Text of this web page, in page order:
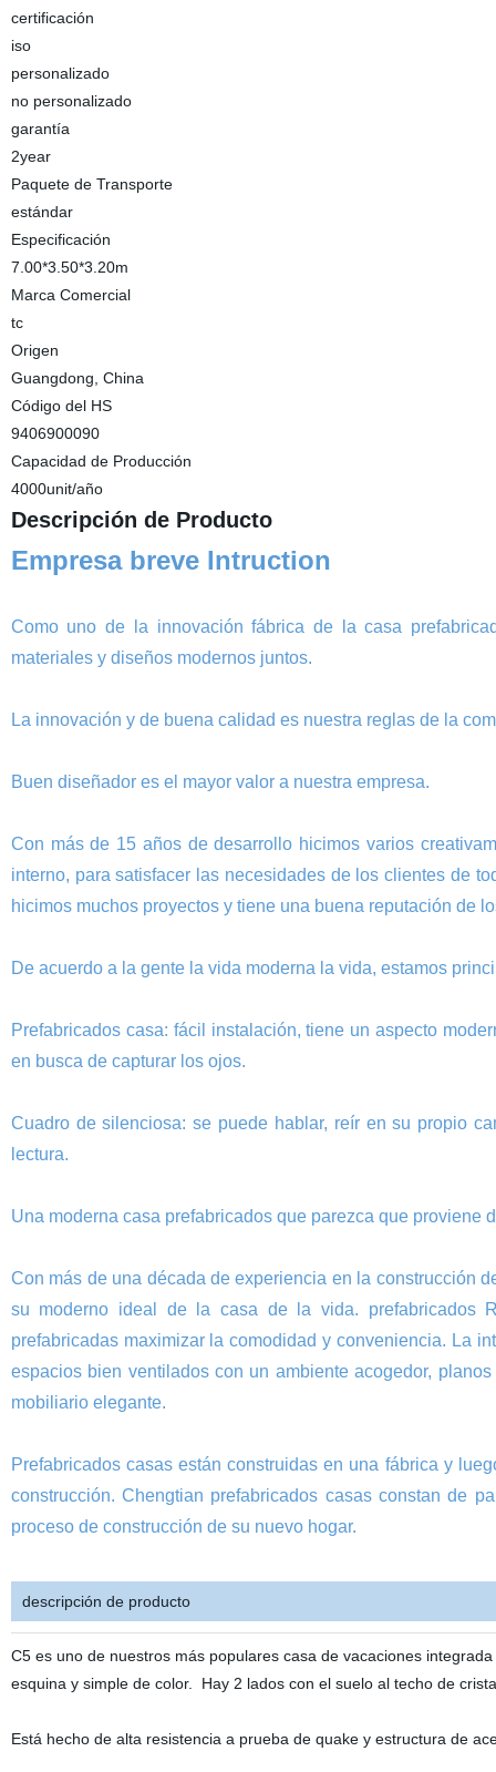
certificación
iso
personalizado
no personalizado
garantía
2year
Paquete de Transporte
estándar
Especificación
7.00*3.50*3.20m
Marca Comercial
tc
Origen
Guangdong, China
Código del HS
9406900090
Capacidad de Producción
4000unit/año
Descripción de Producto
Empresa breve Intruction
Como uno de la innovación fábrica de la casa
materiales y diseños modernos juntos.
La innovación y de buena calidad es nuestra reglas de la
Buen diseñador es el mayor valor a nuestra empresa.
Con más de 15 años de desarrollo hicimos varios
interno, para satisfacer las necesidades de los clientes de
hicimos muchos proyectos y tiene una buena reputación de
De acuerdo a la gente la vida moderna la vida, estamos
Prefabricados casa: fácil instalación, tiene un aspecto
en busca de capturar los ojos.
Cuadro de silenciosa: se puede hablar, reír en su propio
lectura.
Una moderna casa prefabricados que parezca que proviene
Con más de una década de experiencia en la construcción
su moderno ideal de la casa de la vida. prefabricados
prefabricadas maximizar la comodidad y conveniencia. La
espacios bien ventilados con un ambiente acogedor,
mobiliario elegante.
Prefabricados casas están construidas en una fábrica y
construcción. Chengtian prefabricados casas constan de
proceso de construcción de su nuevo hogar.
descripción de producto
C5 es uno de nuestros más populares casa de vacaciones
esquina y simple de color. Hay 2 lados con el suelo al techo de
Está hecho de alta resistencia a prueba de quake y estructura de